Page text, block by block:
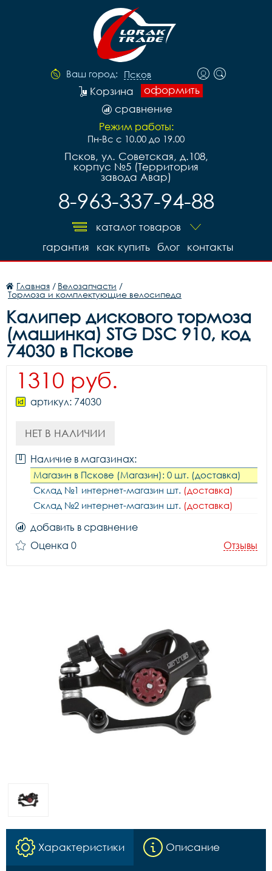
Ваш город: Псков
оформить
Корзина
сравнение
Режим работы:
Пн-Вс с 10.00 до 19.00
Псков, ул. Советская, д.108,
корпус №5 (Территория
завода Авар)
8-963-337-94-88
каталог товаров
контакты
блог
как купить
гарантия
Главная / Велозапчасти /
Тормоза и комплектующие велосипеда
Калипер дискового тормоза
(машинка) STG DSC 910, код
74030 в Пскове
1310 руб.
артикул: 74030
НЕТ В НАЛИЧИИ
Наличие в магазинах:
Магазин в Пскове (Магазин): 0 шт. (доставка)
Склад №1 интернет-магазин шт. (доставка)
Склад №2 интернет-магазин шт. (доставка)
добавить в сравнение
Оценка 0
Отзывы
Характеристики Описание